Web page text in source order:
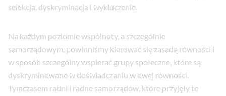
selekcja, dyskryminacja i wykluczenie.
Na każdym poziomie wspólnoty, a szczególnie
samorządowym, powinniśmy kierować się zasadą równości i
w sposób szczególny wspierać grupy społeczne, które są
dyskryminowane w doświadczaniu w owej równości.
Tymczasem radni i radne samorządów, które przyjęły te